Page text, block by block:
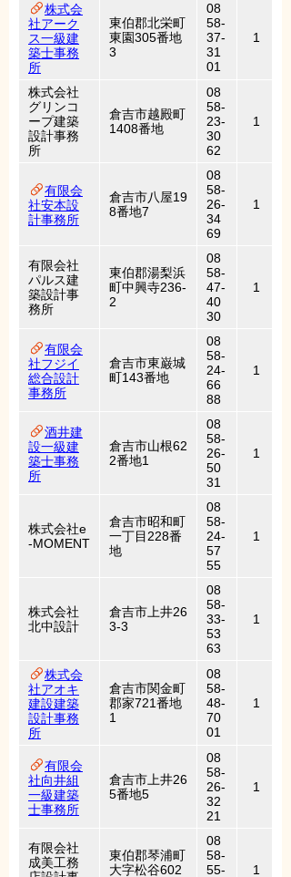
株式会
社アーク
ス一級建
築士事務
所
東伯郡北栄町
東園305番地
3
08
58-
37-
31
01
1
株式会社
グリンコ
ープ建築
設計事務
所
倉吉市越殿町
1408番地
08
58-
23-
30
62
1
有限会
社安本設
計事務所
倉吉市八屋19
8番地7
08
58-
26-
34
69
1
有限会社
パルス建
築設計事
務所
東伯郡湯梨浜
町中興寺236-
2
08
58-
47-
40
30
1
有限会
社フジイ
総合設計
事務所
倉吉市東巌城
町143番地
08
58-
24-
66
88
1
酒井建
設一級建
築士事務
所
倉吉市山根62
2番地1
08
58-
26-
50
31
1
株式会社e
-MOMENT
倉吉市昭和町
一丁目228番
地
08
58-
24-
57
55
1
株式会社
北中設計
倉吉市上井26
3-3
08
58-
33-
53
63
1
株式会
社アオキ
建設建築
設計事務
所
倉吉市関金町
郡家721番地
1
08
58-
48-
70
01
1
有限会
社向井組
一級建築
士事務所
倉吉市上井26
5番地5
08
58-
26-
32
21
1
有限会社
成美工務
東伯郡琴浦町
大字松谷602
08
58-
55-
1